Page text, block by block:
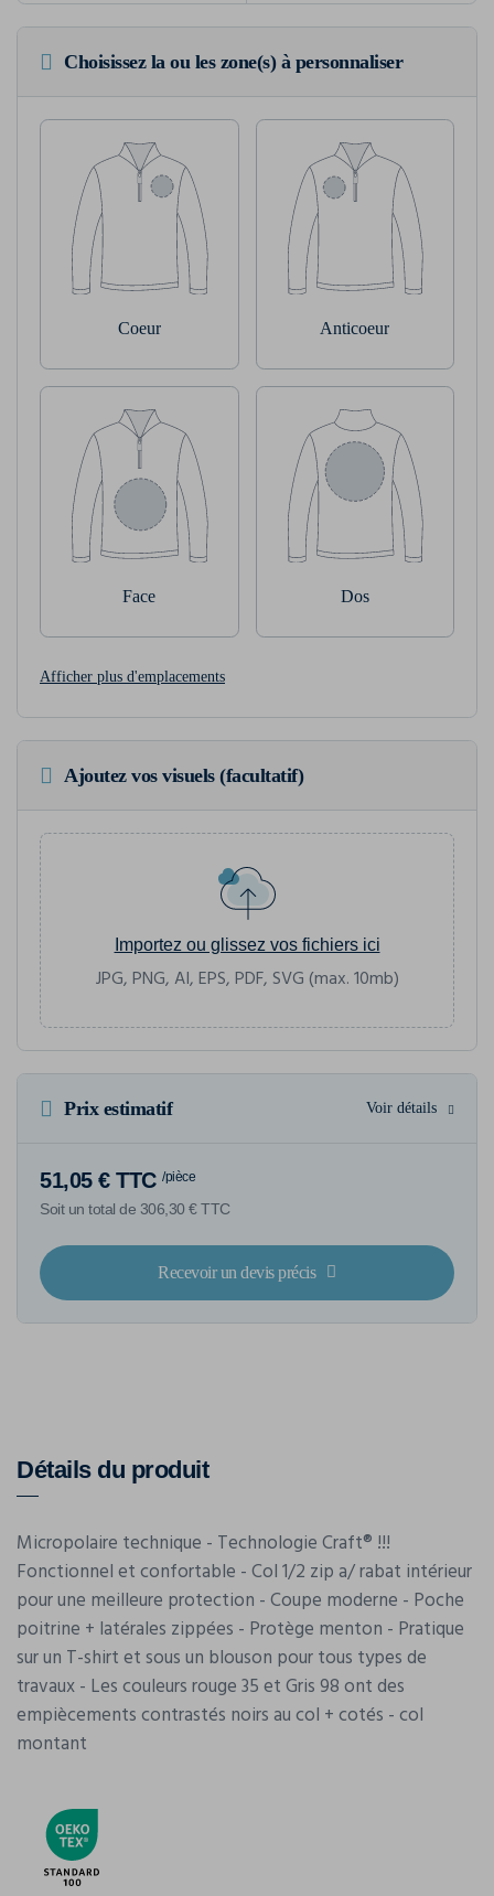
Choisissez la ou les zone(s) à personnaliser
Coeur Anticoeur
Face Dos
Afficher plus d'emplacements
Ajoutez vos visuels (facultatif)
Importez ou glissez vos fichiers ici
JPG, PNG, AI, EPS, PDF, SVG (max. 10mb)
Prix estimatif Voir détails
51,05 € TTC /pièce
Soit un total de 306,30 € TTC
Recevoir un devis précis
Détails du produit
Micropolaire technique - Technologie Craft® !!!
Fonctionnel et confortable - Col 1/2 zip a/ rabat intérieur
pour une meilleure protection - Coupe moderne - Poche
poitrine + latérales zippées - Protège menton - Pratique
sur un T-shirt et sous un blouson pour tous types de
travaux - Les couleurs rouge 35 et Gris 98 ont des
empiècements contrastés noirs au col + cotés - col
montant